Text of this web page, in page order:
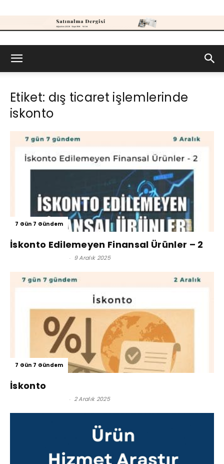
Dergisi
Etiket: dış ticaret işlemlerinde
iskonto
7 Gün 7 Gündem
İskonto Edilemeyen Finansal Ürünler – 2
- 9 Aralık 2025
7 Gün 7 Gündem
İskonto
- 2 Aralık 2025